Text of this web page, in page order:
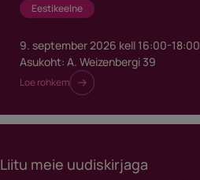
Eestikeelne
9. september 2026 kell 16:00-18:00
Asukoht: A. Weizenbergi 39
Loe rohkem
Liitu meie uudiskirjaga